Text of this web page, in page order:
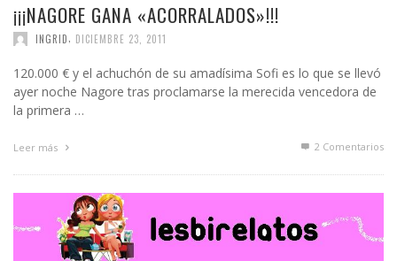
¡¡¡NAGORE GANA «ACORRALADOS»!!!
INGRID DICIEMBRE 23, 2011
120.000 € y el achuchón de su amadísima Sofi es lo que se llevó
ayer noche Nagore tras proclamarse la merecida vencedora de
la primera …
Leer más 2 Comentarios